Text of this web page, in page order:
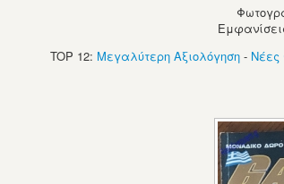
TOP 12: Μεγαλύτερη Αξιολόγηση- Νέες